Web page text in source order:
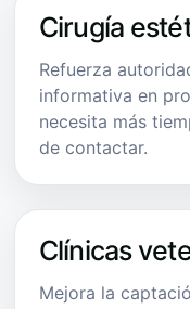
Cirugía
Refuerza
informativa en
necesita más
de contactar.
Clínicas
Mejora la